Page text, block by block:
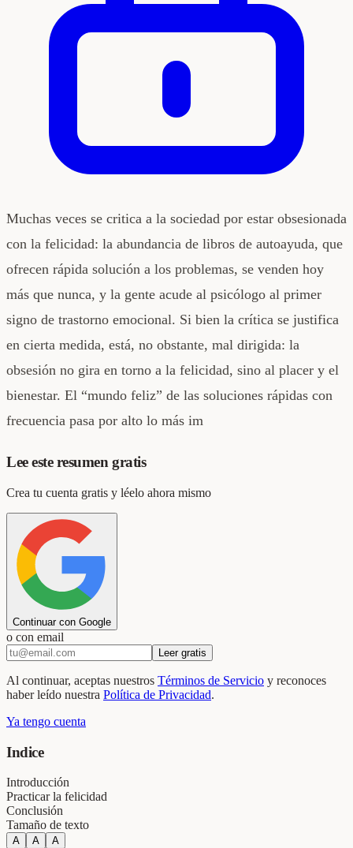
Muchas veces se critica a la sociedad por estar obsesionada
con la felicidad: la abundancia de libros de autoayuda, que
ofrecen rápida solución a los problemas, se venden hoy
más que nunca, y la gente acude al psicólogo al primer
signo de trastorno emocional. Si bien la crítica se justifica
en cierta medida, está, no obstante, mal dirigida: la
obsesión no gira en torno a la felicidad, sino al placer y el
bienestar. El “mundo feliz” de las soluciones rápidas con
frecuencia pasa por alto lo más im
Lee este resumen gratis
Crea tu cuenta gratis y léelo ahora mismo
Continuar con Google
o con email
Leer gratis
Al continuar, aceptas nuestros Términos de Servicio y reconoces
haber leído nuestra Política de Privacidad.
Ya tengo cuenta
Indice
Introducción
Practicar la felicidad
Conclusión
Tamaño de texto
A A A